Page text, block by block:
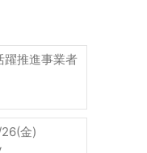
躍推進事業者
26(金)